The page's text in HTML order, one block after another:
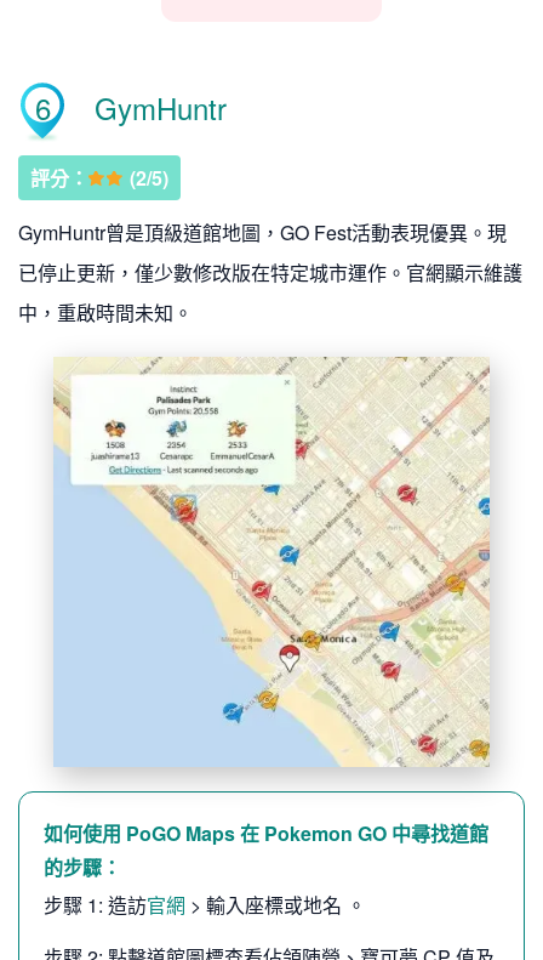
6 GymHuntr
評分：
(2/5)
GymHuntr曾是頂級道館地圖，GO Fest活動表現優異。現
已停止更新，僅少數修改版在特定城市運作。官網顯示維護
中，重啟時間未知。
如何使用 PoGO Maps 在 Pokemon GO 中尋找道館
的步驟：
步驟 1: 造訪官網 > 輸入座標或地名 。